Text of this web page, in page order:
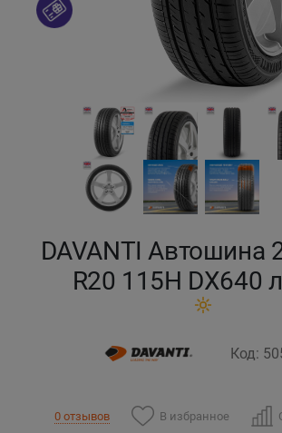
DAVANTI Автошина
R20 115H DX640
Код:
0 отзывов В избранное
Кокшетау
Кызылорда
Павлодар
Петропавловск
Семей